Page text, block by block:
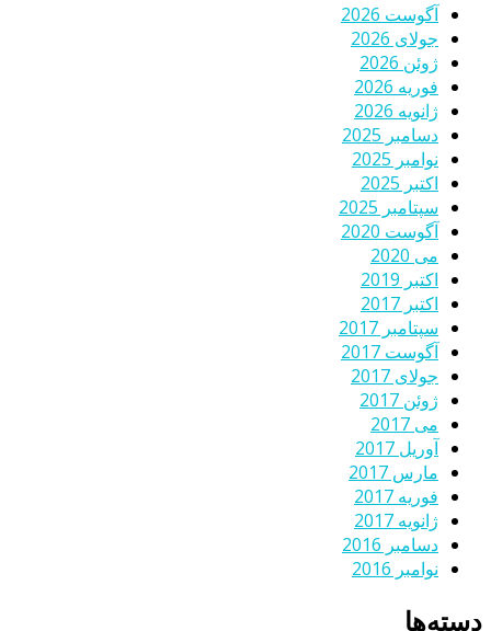
آگوست 2026
جولای 2026
ژوئن 2026
فوریه 2026
ژانویه 2026
دسامبر 2025
نوامبر 2025
اکتبر 2025
سپتامبر 2025
آگوست 2020
می 2020
اکتبر 2019
اکتبر 2017
سپتامبر 2017
آگوست 2017
جولای 2017
ژوئن 2017
می 2017
آوریل 2017
مارس 2017
فوریه 2017
ژانویه 2017
دسامبر 2016
نوامبر 2016
دسته‌ها